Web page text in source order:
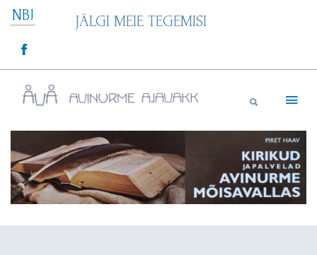
Skip
NB! JÄLGI MEIE TEGEMISI
Avinurme Ajavakk